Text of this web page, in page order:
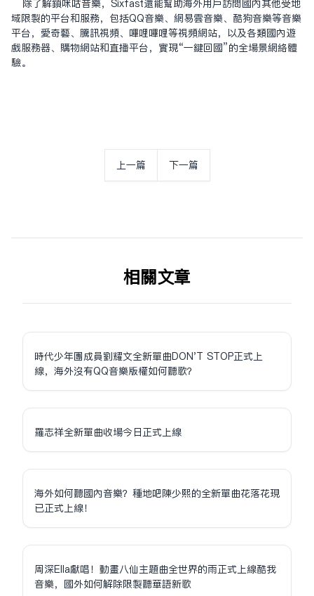
除了解鎖咪咕音樂，Sixfast還能幫助海外用户訪問國內其他受地
域限制的平台和服務，包括QQ音樂、網易雲音樂、酷狗音樂等音樂
平台，愛奇藝、騰訊視頻、嗶哩嗶哩等視頻網站，以及各類國內遊
戲服務器、購物網站和直播平台，實現“一鍵回國”的全場景網絡體
驗。
上一篇 下一篇
相关文章
時代少年團成員劉耀文全新單曲DON'T STOP正式上
線，海外沒有QQ音樂版權如何聽歌？
羅志祥全新單曲收場今日正式上線
海外如何聽國內音樂？種地吧陳少熙的全新單曲花落花現
已正式上線！
周深Ella獻唱！動畫八仙主題曲全世界的雨正式上線酷我
音樂，國外如何解除限制聽華語新歌